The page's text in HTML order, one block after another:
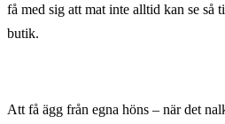
få med sig att mat inte alltid kan se så
butik.
Att få ägg från egna höns – när det